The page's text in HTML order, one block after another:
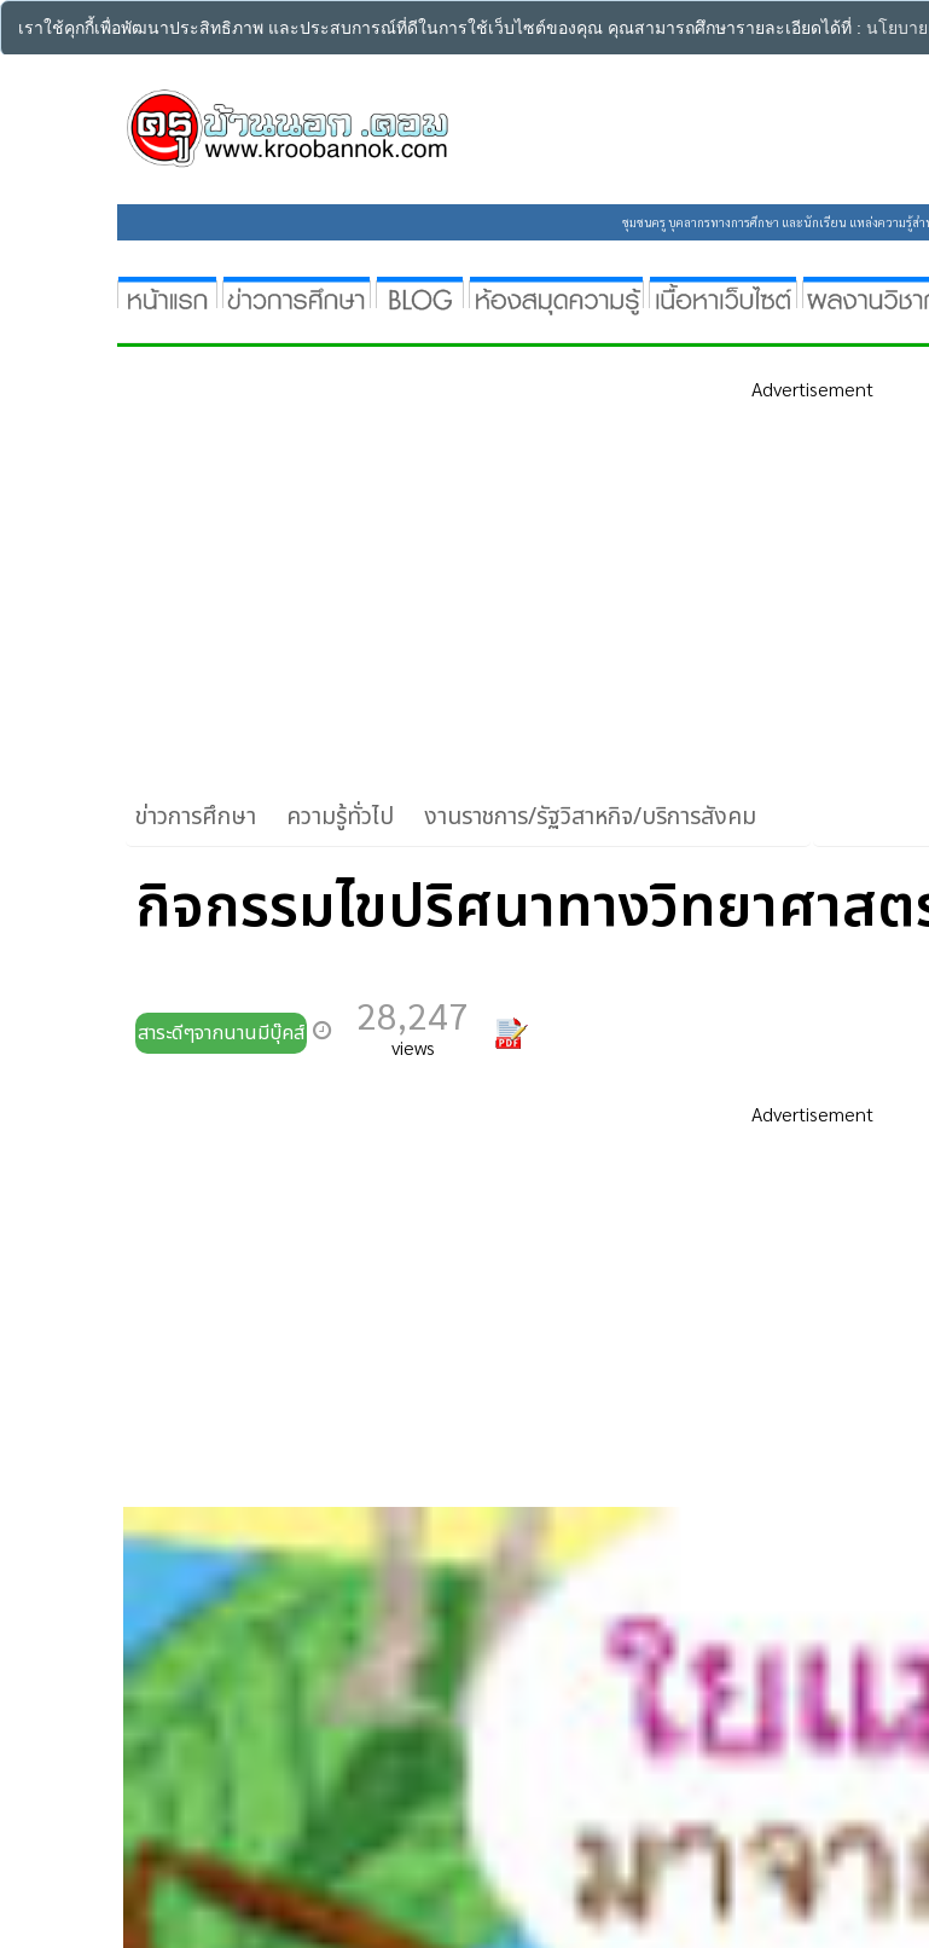
เราใช้คุกกี้เพื่อพัฒนาประสิทธิภาพ และประสบการณ์ที่ดีในการใช้เว็บไซต์ของคุณ คุณสามารถศึกษารายละเอียดได้ที่ : นโยบา
ชุมชนครู บุคลากรทางการศึกษา และนักเรียน แหล่งความรู้ส
Advertisement
ข่าวการศึกษา ความรู้ทั่วไป งานราชการ/รัฐวิสาหกิจ/บริการสังคม
กิจกรรมไขปริศนาทางวิทยาศาส
สาระดีๆจากนานมีบุ๊คส์ 28,247
views
Advertisement